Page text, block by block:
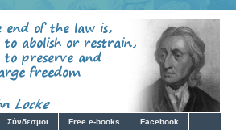
Σύνδεσμοι Free e-books Facebook